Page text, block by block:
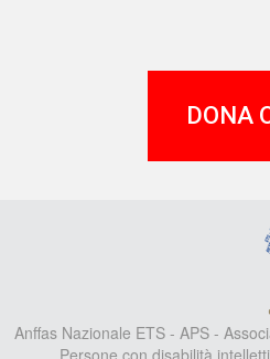
DONA
Anffas Nazionale ETS - APS -
Persone con disabilità